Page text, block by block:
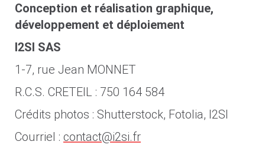
Conception et réalisation graphique,
développement et déploiement
I2SI SAS
1-7, rue Jean MONNET
R.C.S. CRETEIL : 750 164 584
Crédits photos : Shutterstock, Fotolia, I2SI
Courriel : contact@i2si.fr